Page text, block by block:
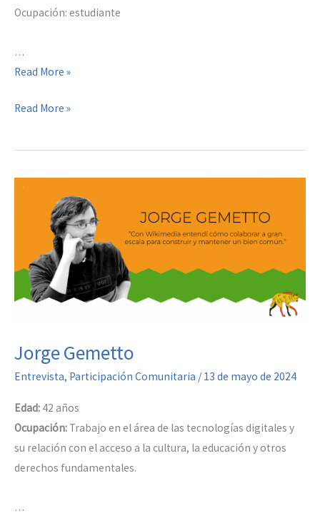
Ocupación: estudiante
…
Astromessier
Read More »
Astromessier
Read More »
Jorge Gemetto
Entrevista, Participación Comunitaria / 13 de mayo de 2024
Edad: 42 años
Ocupación: Trabajo en el área de las tecnologías digitales y
su relación con el acceso a la cultura, la educación y otros
derechos fundamentales.
…